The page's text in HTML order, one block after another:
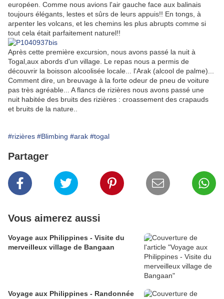
européen. Comme nous avions l'air gauche face aux balinais
toujours élégants, lestes et sûrs de leurs appuis!! En tongs, à
arpenter les volcans, et les chemins les plus abrupts comme si
tout cela était parfaitement naturel!!
Après cette première excursion, nous avons passé la nuit à
Togal,aux abords d'un village. Le repas nous a permis de
découvrir la boisson alcoolisée locale... l'Arak (alcool de palme)...
Comment dire, un breuvage à la forte odeur de pneu de voiture
pas très agréable... A flancs de rizières nous avons passé une
nuit habitée des bruits des rizières : croassement des crapauds
et bruits de la nature..
#rizières #Blimbing #arak #togal
Partager
Vous aimerez aussi
Voyage aux Philippines - Visite du
merveilleux village de Bangaan
Voyage aux Philippines - Randonnée